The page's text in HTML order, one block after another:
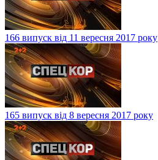
166 випуск від 11 вересня 2017 року
165 випуск від 8 вересня 2017 року